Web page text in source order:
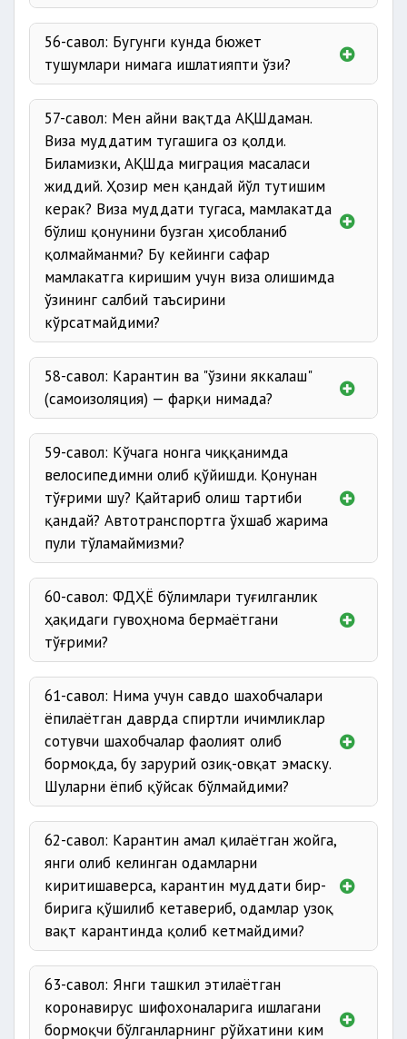
56-савол: Бугунги кунда бюжет
тушумлари нимага ишлатияпти ўзи?
57-савол: Мен айни вақтда АҚШдаман.
Виза муддатим тугашига оз қолди.
Биламизки, АҚШда миграция масаласи
жиддий. Ҳозир мен қандай йўл тутишим
керак? Виза муддати тугаса, мамлакатда
бўлиш қонунини бузган ҳисобланиб
қолмайманми? Бу кейинги сафар
мамлакатга киришим учун виза олишимда
ўзининг салбий таъсирини
кўрсатмайдими?
58-савол: Карантин ва "ўзини яккалаш"
(самоизоляция) — фарқи нимада?
59-савол: Кўчага нонга чиққанимда
велосипедимни олиб қўйишди. Қонунан
тўғрими шу? Қайтариб олиш тартиби
қандай? Автотранспортга ўхшаб жарима
пули тўламаймизми?
60-савол: ФДҲЁ бўлимлари туғилганлик
ҳақидаги гувоҳнома бермаётгани
тўғрими?
61-савол: Нима учун савдо шахобчалари
ёпилаётган даврда спиртли ичимликлар
сотувчи шахобчалар фаолият олиб
бормоқда, бу зарурий озиқ-овқат эмаску.
Шуларни ёпиб қўйсак бўлмайдими?
62-савол: Карантин амал қилаётган жойга,
янги олиб келинган одамларни
киритишаверса, карантин муддати бир-
бирига қўшилиб кетавериб, одамлар узоқ
вақт карантинда қолиб кетмайдими?
63-савол: Янги ташкил этилаётган
коронавирус шифохоналарига ишлагани
бормоқчи бўлганларнинг рўйхатини ким